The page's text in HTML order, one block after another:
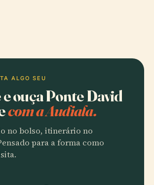
ALGO SEU
ouça Ponte David
com a Audiala.
no bolso, itinerário no
para a forma como